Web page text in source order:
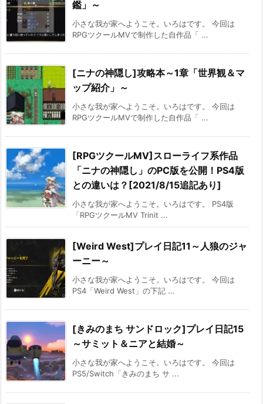
鑑」～
小さな我が家へようこそ。いろはです。 今回は
RPGツクールMVで制作した自作品「 ...
[ニナの神隠し]攻略本～1章「世界観＆マ
ップ紹介」～
小さな我が家へようこそ。いろはです。 今回は
RPGツクールMVで制作した自作品「 ...
[RPGツクールMV]スローライフ系作品
「ニナの神隠し」のPC版を公開！PS4版
との違いは？[2021/8/15追記あり]
小さな我が家へようこそ。いろはです。 PS4版
「RPGツクールMV Trinit ...
[Weird West]プレイ日記11～人狼のジャ
ーニー～
小さな我が家へようこそ。いろはです。 今回は
PS4「Weird West」の下記 ...
[きみのまち サンドロック]プレイ日記15
～サミット＆ニアと結婚～
小さな我が家へようこそ。いろはです。 今回は
PS5/Switch「きみのまち サ ...